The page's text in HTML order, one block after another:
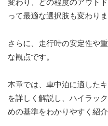
変わり、どの程度のアウト
って最適な選択肢も変わりま
さらに、走行時の安定性や
な観点です。
本章では、車中泊に適した
を詳しく解説し、ハイラッ
めの基準をわかりやすく紹介